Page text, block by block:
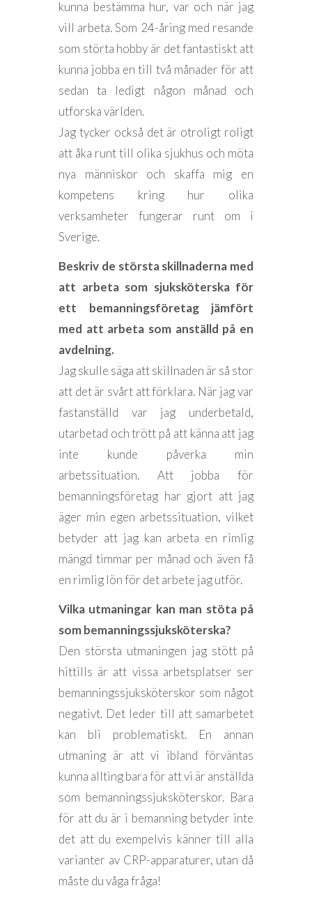
kunna bestämma hur, var och när jag
vill arbeta. Som 24-åring med resande
som störta hobby är det fantastiskt att
kunna jobba en till två månader för att
sedan ta ledigt någon månad och
utforska världen.
Jag tycker också det är otroligt roligt
att åka runt till olika sjukhus och möta
nya människor och skaffa mig en
kompetens kring hur olika
verksamheter fungerar runt om i
Sverige.
Beskriv de största skillnaderna med
att arbeta som sjuksköterska för
ett bemanningsföretag jämfört
med att arbeta som anställd på en
avdelning.
Jag skulle säga att skillnaden är så stor
att det är svårt att förklara. När jag var
fastanställd var jag underbetald,
utarbetad och trött på att känna att jag
inte kunde påverka min
arbetssituation. Att jobba för
bemanningsföretag har gjort att jag
äger min egen arbetssituation, vilket
betyder att jag kan arbeta en rimlig
mängd timmar per månad och även få
en rimlig lön för det arbete jag utför.
Vilka utmaningar kan man stöta på
som bemanningssjuksköterska?
Den största utmaningen jag stött på
hittills är att vissa arbetsplatser ser
bemanningssjuksköterskor som något
negativt. Det leder till att samarbetet
kan bli problematiskt. En annan
utmaning är att vi ibland förväntas
kunna allting bara för att vi är anställda
som bemanningssjuksköterskor. Bara
för att du är i bemanning betyder inte
det att du exempelvis känner till alla
varianter av CRP-apparaturer, utan då
måste du våga fråga!